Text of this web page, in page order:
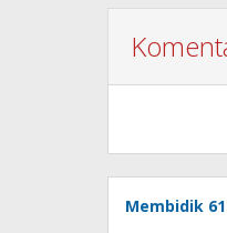
Membidik 61